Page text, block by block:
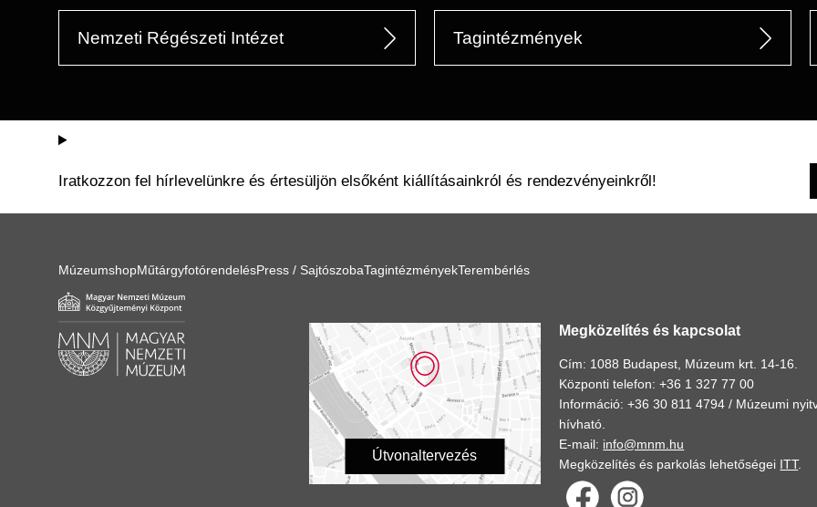
Nemzeti Régészeti Intézet Tagintézmények
Iratkozzon fel hírlevelünkre és értesüljön elsőként kiállításainkról és rendezvényeinkről!
MúzeumshopMűtárgyfotórendelésPress / SajtószobaTagintézményekTerembérlés
Útvonaltervezés
Megközelítés és kapcsolat
Cím: 1088 Budapest, Múzeum krt. 14-16.
Központi telefon: +36 1 327 77 00
Információ: +36 30 811 4794 / Múzeumi
hívható.
E-mail: info@mnm.hu
Megközelítés és parkolás lehetőségei ITT.